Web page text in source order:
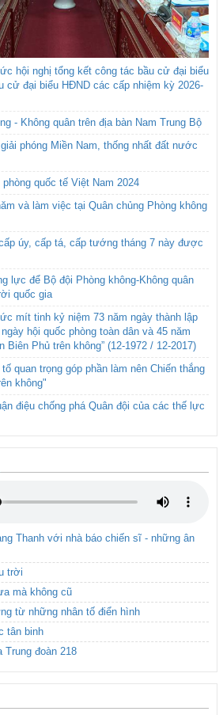
hội nghị tổng kết công tác bầu cử đại biểu
cử đại biểu HĐND các cấp nhiệm kỳ 2026-
- Không quân trên địa bàn Nam Trung Bộ
phóng Miền Nam, thống nhất đất nước
quốc tế Việt Nam 2024
và làm việc tại Quân chủng Phòng không
úy, cấp tá, cấp tướng tháng 7 này được
lực để Bộ đội Phòng không-Không quân
quốc gia
mít tinh kỷ niệm 73 năm ngày thành lập
hội quốc phòng toàn dân và 45 năm
Biên Phủ trên không” (12-1972 / 12-2017)
quan trọng góp phần làm nên Chiến thắng
không"
điệu chống phá Quân đội của các thế lực
Thanh với nhà báo chiến sĩ - những ân
trời
mà không cũ
từ những nhân tố điển hình
tân binh
Trung đoàn 218